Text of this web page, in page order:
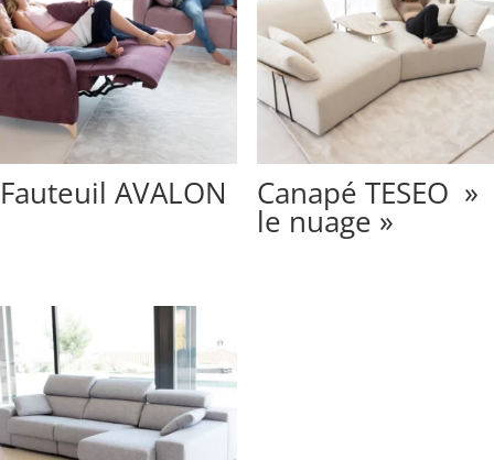
Fauteuil AVALON Canapé TESEO »
le nuage »